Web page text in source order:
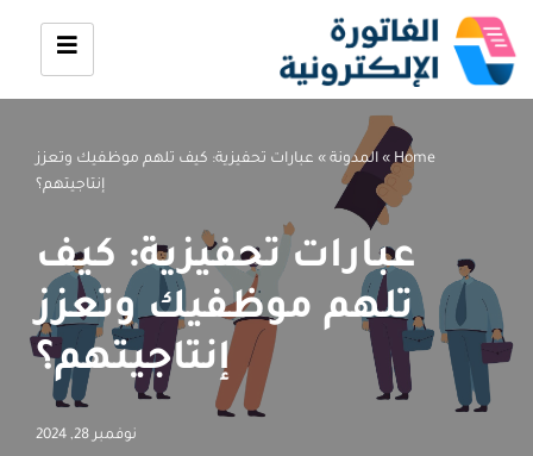
تخطى
Home
» المدونة » عبارات تحفيزية: كيف تلهم موظفيك وتعزز
إنتاجيتهم؟
عبارات تحفيزية: كيف
تلهم موظفيك وتعزز
إنتاجيتهم؟
نوفمبر 28, 2024